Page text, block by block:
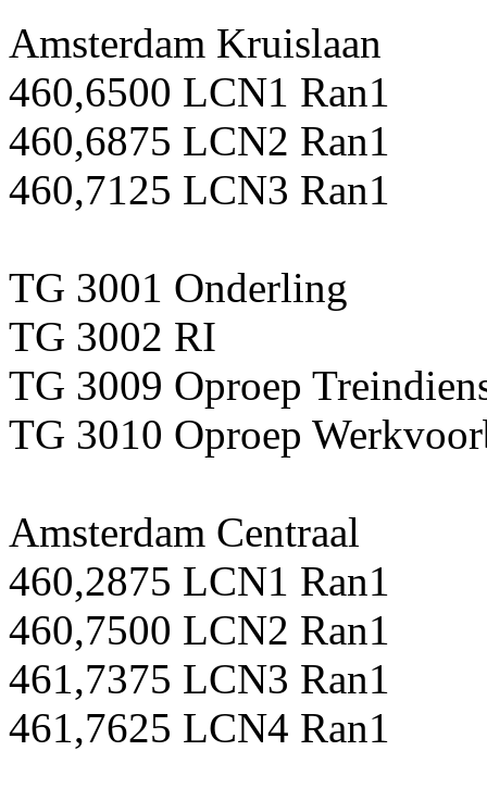
Amsterdam Kruislaan
460,6500 LCN1 Ran1
460,6875 LCN2 Ran1
460,7125 LCN3 Ran1
TG 3001 Onderling
TG 3002 RI
TG 3009 Oproep
TG 3010 Oproep
Amsterdam Centraal
460,2875 LCN1 Ran1
460,7500 LCN2 Ran1
461,7375 LCN3 Ran1
461,7625 LCN4 Ran1